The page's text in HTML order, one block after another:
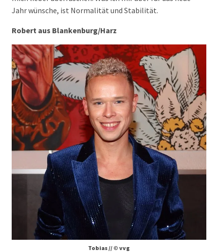
Jahr wünsche, ist Normalität und Stabilität.
Robert aus Blankenburg/Harz
Tobias // © vvg